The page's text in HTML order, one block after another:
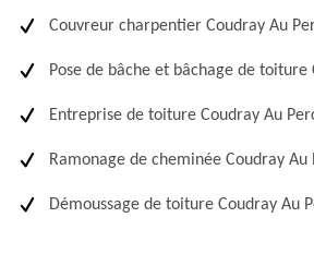
Couvreur charpentier Coudray Au
Pose de bâche et bâchage de toiture
Entreprise de toiture Coudray Au
Ramonage de cheminée Coudray Au
Démoussage de toiture Coudray Au